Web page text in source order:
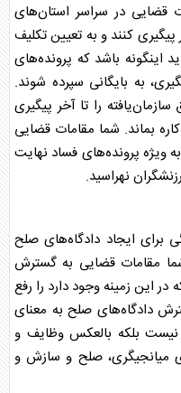
قضایی در سراسر استان‌های
کنند و به تعیین تکلیف
اینگونه باشد که پرونده‌های
به بایگانی سپرده شوند.
را تا آخر پیگیری
بماند. شما مقامات قضایی
ویژه پرونده‌های فساد نهایت
نهراسید.
برای ایجاد دادگاه‌های صلح
مقامات قضایی به گسترش
این زمینه وجود دارد را رفع
دادگاه‌های صلح به معنای
بلکه بالعکس وظایف و
میانجیگری، صلح و سازش و